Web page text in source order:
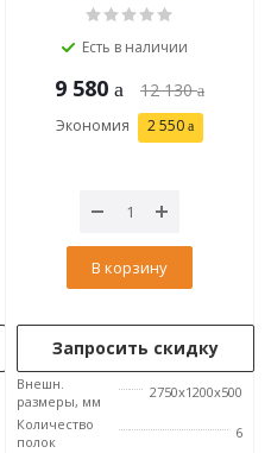
Есть в наличии
9 580 12 130
Экономия 2 550
В корзину
Запросить скидку
Внешн.
размеры, мм
2750x1200x500
Количество
полок
6